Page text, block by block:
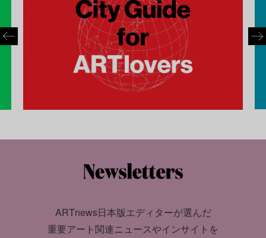
ARTnews日本版エディターが選んだ
重要アート関連ニュースやインサイトを